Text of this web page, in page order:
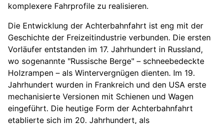
komplexere Fahrprofile zu realisieren.
Die Entwicklung der Achterbahnfahrt ist eng mit der
Geschichte der Freizeitindustrie verbunden. Die ersten
Vorläufer entstanden im 17. Jahrhundert in Russland,
wo sogenannte "Russische Berge" – schneebedeckte
Holzrampen – als Wintervergnügen dienten. Im 19.
Jahrhundert wurden in Frankreich und den USA erste
mechanisierte Versionen mit Schienen und Wagen
eingeführt. Die heutige Form der Achterbahnfahrt
etablierte sich im 20. Jahrhundert, als